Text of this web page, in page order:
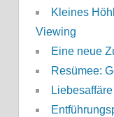
Kleines
Viewing
Eine neue
Resümee: